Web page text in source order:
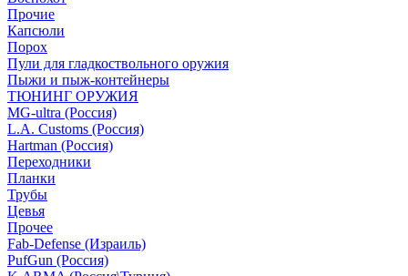
Прочие
Капсюли
Порох
Пули для гладкоствольного оружия
Пыжи и пыж-контейнеры
ТЮНИНГ ОРУЖИЯ
MG-ultra (Россия)
L.A. Customs (Россия)
Hartman (Россия)
Переходники
Планки
Трубы
Цевья
Прочее
Fab-Defense (Израиль)
PufGun (Россия)